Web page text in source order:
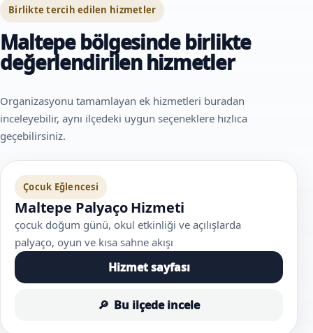
Birlikte tercih edilen hizmetler
Maltepe bölgesinde birlikte
değerlendirilen hizmetler
Organizasyonu tamamlayan ek hizmetleri buradan
inceleyebilir, aynı ilçedeki uygun seçeneklere hızlıca
geçebilirsiniz.
Çocuk Eğlencesi
Maltepe Palyaço Hizmeti
çocuk doğum günü, okul etkinliği ve açılışlarda
palyaço, oyun ve kısa sahne akışı
Hizmet sayfası
Bu ilçede incele